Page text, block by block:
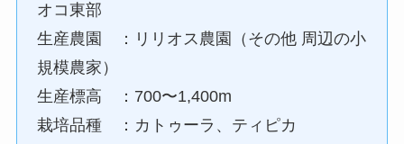
オコ東部
生産農園 ：リリオス農園（その他 周辺の小
規模農家）
生産標高 ：700〜1,400m
栽培品種 ：カトゥーラ、ティピカ